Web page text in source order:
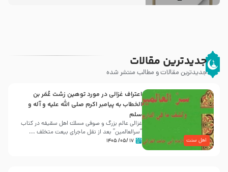
جدیدترین مقالات
جدیدترین مقالات و مطالب منتشر شده
اهل سنت
اعتراف غزالی در مورد توهین زشت عُمَر بن
الخطاب به پیامبر اکرم صلی الله علیه و آله و
سلم
غزالی عالم بزرگ و صوفی مسلك اهل سقيفه در کتاب
“سرالعالمین” بعد از نقل ماجرای بیعت متخلف ...
۱۷ /۰۵/ ۱۴۰۵